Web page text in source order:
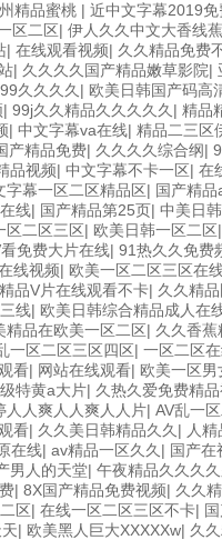
精品蜜桃 | 近中文字幕2019免
区二区| 伊人久久中文大香线
| 在线观看视频| 久久精品免费
| 久久久久国产精品嫩草影院|
久久久久 | 欧美日韩国产码高
| 99j久久精品久久久久久 | 精品
| 中文字幕va在线| 精品二三区
产精品免费| 久久久久综合纲|
品视频| 中文字幕不卡一区| 在
字幕一区二区精品区| 国产精品
线| 国产精品第25页| 中美日
区二区三区| 欧美日韩一区二区
免费大片在线| 91热久久免费
线视频| 欧美一区二区三区在
品V片在线观看不卡| 久久精
线| 欧美日韩综合精品成人在
精品在欧美一区二区| 久久香
一区二区三区四区| 一区二区
看| 网站在线观看| 欧美一区
特黄a大片| 久热久爱免费精
人人爽人人爽人人片| AV乱一
看| 久久美日韩精品久久 | 人
在线| av精品一区久久 | 国产在
男人的天堂| 午夜精品久久久
| 8X国产精品免费视频| 久久
区| 在线一区二区三区不卡|
| 欧美黑人巨大XXXXXw| 久